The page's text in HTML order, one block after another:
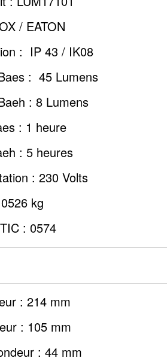
/ EATON
: IP 43 / IK08
: 45 Lumens
: 8 Lumens
: 1 heure
: 5 heures
: 230 Volts
kg
: 0574
: 214 mm
: 105 mm
: 44 mm